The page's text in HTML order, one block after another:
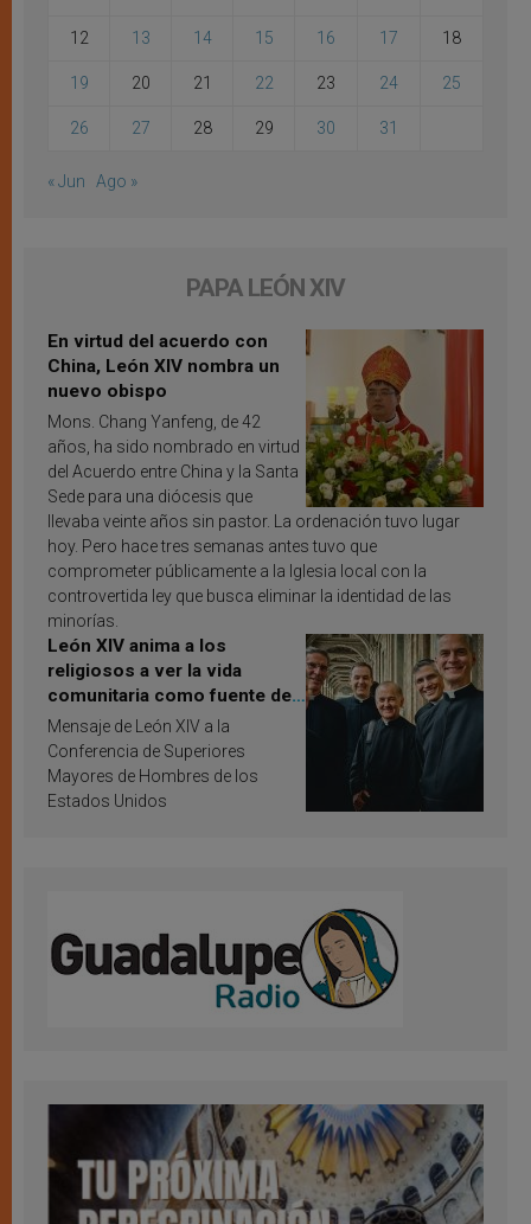
12 13 14 15 16 17 18
19 20 21 22 23 24 25
26 27 28 29 30 31
« Jun Ago »
PAPA LEÓN XIV
En virtud del acuerdo con
China, León XIV nombra un
nuevo obispo
Mons. Chang Yanfeng, de 42
años, ha sido nombrado en virtud
del Acuerdo entre China y la Santa
Sede para una diócesis que
llevaba veinte años sin pastor. La ordenación tuvo lugar
hoy. Pero hace tres semanas antes tuvo que
comprometer públicamente a la Iglesia local con la
controvertida ley que busca eliminar la identidad de las
minorías.
León XIV anima a los
religiosos a ver la vida
comunitaria como fuente de
inspiración y santificación
Mensaje de León XIV a la
Conferencia de Superiores
Mayores de Hombres de los
Estados Unidos